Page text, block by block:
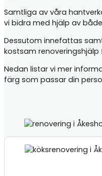
Samtliga av våra
vi bidra med hjälp av
Dessutom innefattas
kostsam
Nedan listar vi mer
färg som passar din